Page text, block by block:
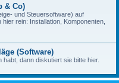
& Co)
und Steuersoftware) auf
rein: Installation, Komponenten,
(Software)
dann diskutiert sie bitte hier.